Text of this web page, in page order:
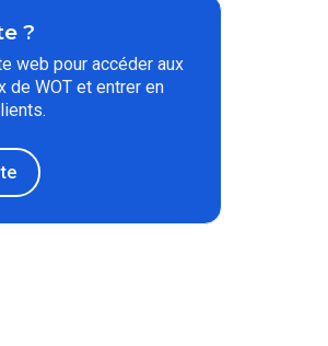
?
web pour accéder aux
de WOT et entrer en